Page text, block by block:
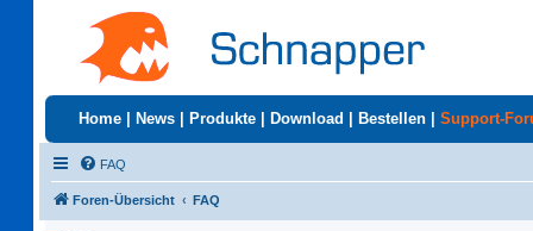
Home News Produkte Download Bestellen Support-
FAQ
Foren-Übersicht FAQ